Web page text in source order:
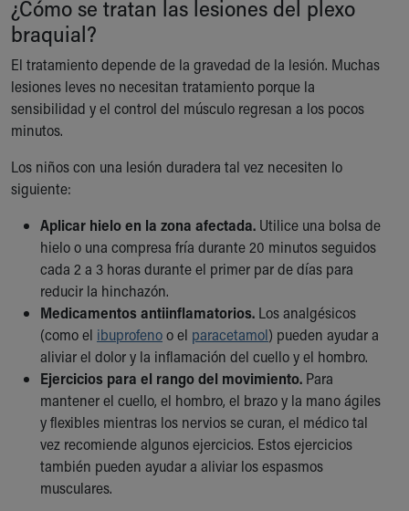
¿Cómo se tratan las lesiones del plexo
braquial?
El tratamiento depende de la gravedad de la lesión. Muchas
lesiones leves no necesitan tratamiento porque la
sensibilidad y el control del músculo regresan a los pocos
minutos.
Los niños con una lesión duradera tal vez necesiten lo
siguiente:
Aplicar hielo en la zona afectada. Utilice una bolsa de
hielo o una compresa fría durante 20 minutos seguidos
cada 2 a 3 horas durante el primer par de días para
reducir la hinchazón.
Medicamentos antiinflamatorios. Los analgésicos
(como el ibuprofenoo el paracetamol) pueden ayudar a
aliviar el dolor y la inflamación del cuello y el hombro.
Ejercicios para el rango del movimiento. Para
mantener el cuello, el hombro, el brazo y la mano ágiles
y flexibles mientras los nervios se curan, el médico tal
vez recomiende algunos ejercicios. Estos ejercicios
también pueden ayudar a aliviar los espasmos
musculares.